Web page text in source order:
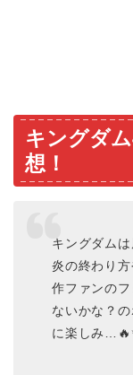
キングダ
想！
キングダム
炎の終わり
作ファンの
ないかな？
に楽しみ